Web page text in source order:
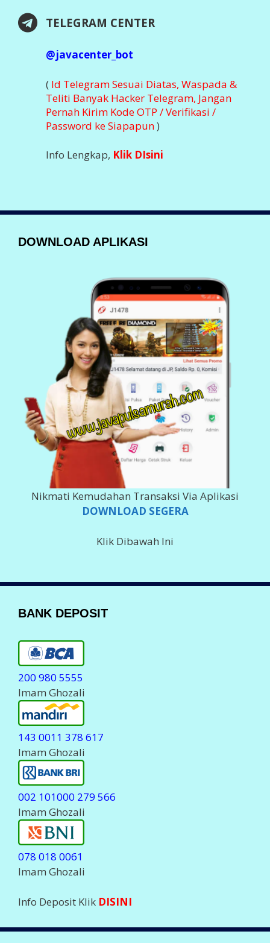
TELEGRAM CENTER
@javacenter_bot
( Id Telegram Sesuai Diatas, Waspada &
Teliti Banyak Hacker Telegram, Jangan
Pernah Kirim Kode OTP / Verifikasi /
Password ke Siapapun)
Info Lengkap, Klik DIsini
DOWNLOAD APLIKASI
Nikmati Kemudahan Transaksi Via Aplikasi
DOWNLOAD SEGERA
Klik Dibawah Ini
BANK DEPOSIT
200 980 5555
Imam Ghozali
143 0011 378 617
Imam Ghozali
002 101000 279 566
Imam Ghozali
078 018 0061
Imam Ghozali
Info Deposit Klik DISINI